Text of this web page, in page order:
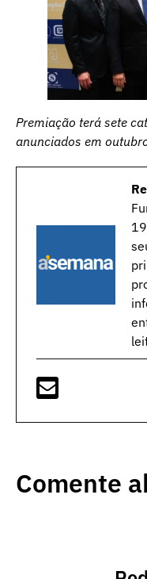
Premiação terá sete
anunciados em
Comente